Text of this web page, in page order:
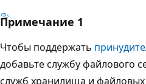
Примечание 1
Чтобы поддержать
добавьте службу файлового
служб хранилища и